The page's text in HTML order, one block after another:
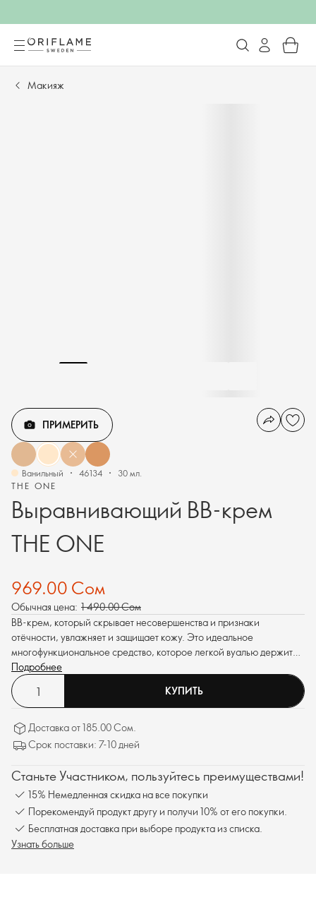
Макияж
THE ONE
Выравнивающий BB-крем
THE ONE
ПРИМЕРИТЬ
Ванильный 46134 30 мл.
969.00 Сом
Обычная цена: 1 490.00 Сом
BB-крем, который скрывает несовершенства и признаки
отёчности, увлажняет и защищает кожу. Это идеальное
многофункциональное средство, которое легкой вуалью держится
на лице в течение всего дня.
Подробнее
КУПИТЬ
Доставка от 185.00 Сом.
Срок поставки: 7-10 дней
Станьте Участником, пользуйтесь преимуществами!
15% Немедленная скидка на все покупки
Порекомендуй продукт другу и получи 10% от его покупки.
Бесплатная доставка при выборе продукта из списка.
Узнать больше